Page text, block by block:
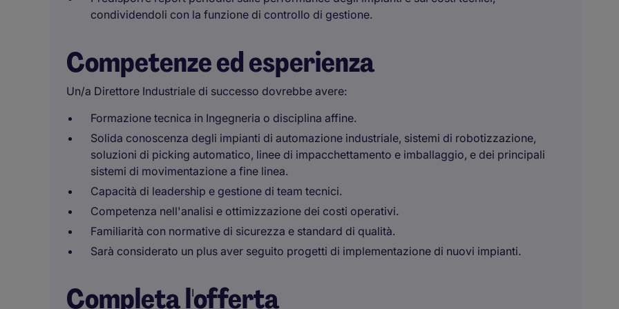
condividendoli con la funzione di controllo di gestione.
Competenze ed esperienza
Un/a Direttore Industriale di successo dovrebbe avere:
Formazione tecnica in Ingegneria o disciplina affine.
Solida conoscenza degli impianti di automazione industriale, sistemi di robotizzazione,
soluzioni di picking automatico, linee di impacchettamento e imballaggio, e dei principali
sistemi di movimentazione a fine linea.
Capacità di leadership e gestione di team tecnici.
Competenza nell'analisi e ottimizzazione dei costi operativi.
Familiarità con normative di sicurezza e standard di qualità.
Sarà considerato un plus aver seguito progetti di implementazione di nuovi impianti.
Completa l'offerta